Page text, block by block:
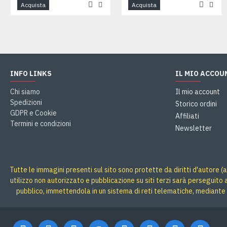
Acquista Acquista
INFO LINKS
Chi siamo
Spedizioni
GDPR e Cookie
Termini e condizioni
IL MIO
Il mio account
Storico ordini
Affiliati
Newsletter
Tutte le immagini presenti sul sito sono protette da diritti d'autore
utilizzo non autorizzato e pubblicazione su siti terzi sarà
pubblico, immettendola in un sistema di reti telematiche,